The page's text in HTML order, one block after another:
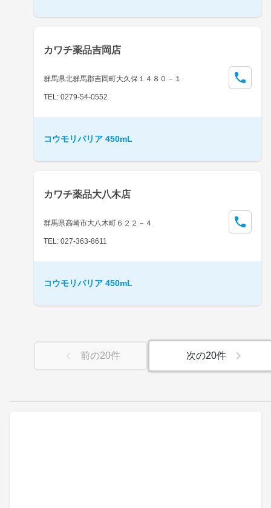
カワチ薬品吉岡店
群馬県北群馬郡吉岡町大久保１４８０－１
TEL: 0279-54-0552
コウモリバリア 450mL
カワチ薬品大八木店
群馬県高崎市大八木町６２２－４
TEL: 027-363-8611
コウモリバリア 450mL
前の20件 次の20件